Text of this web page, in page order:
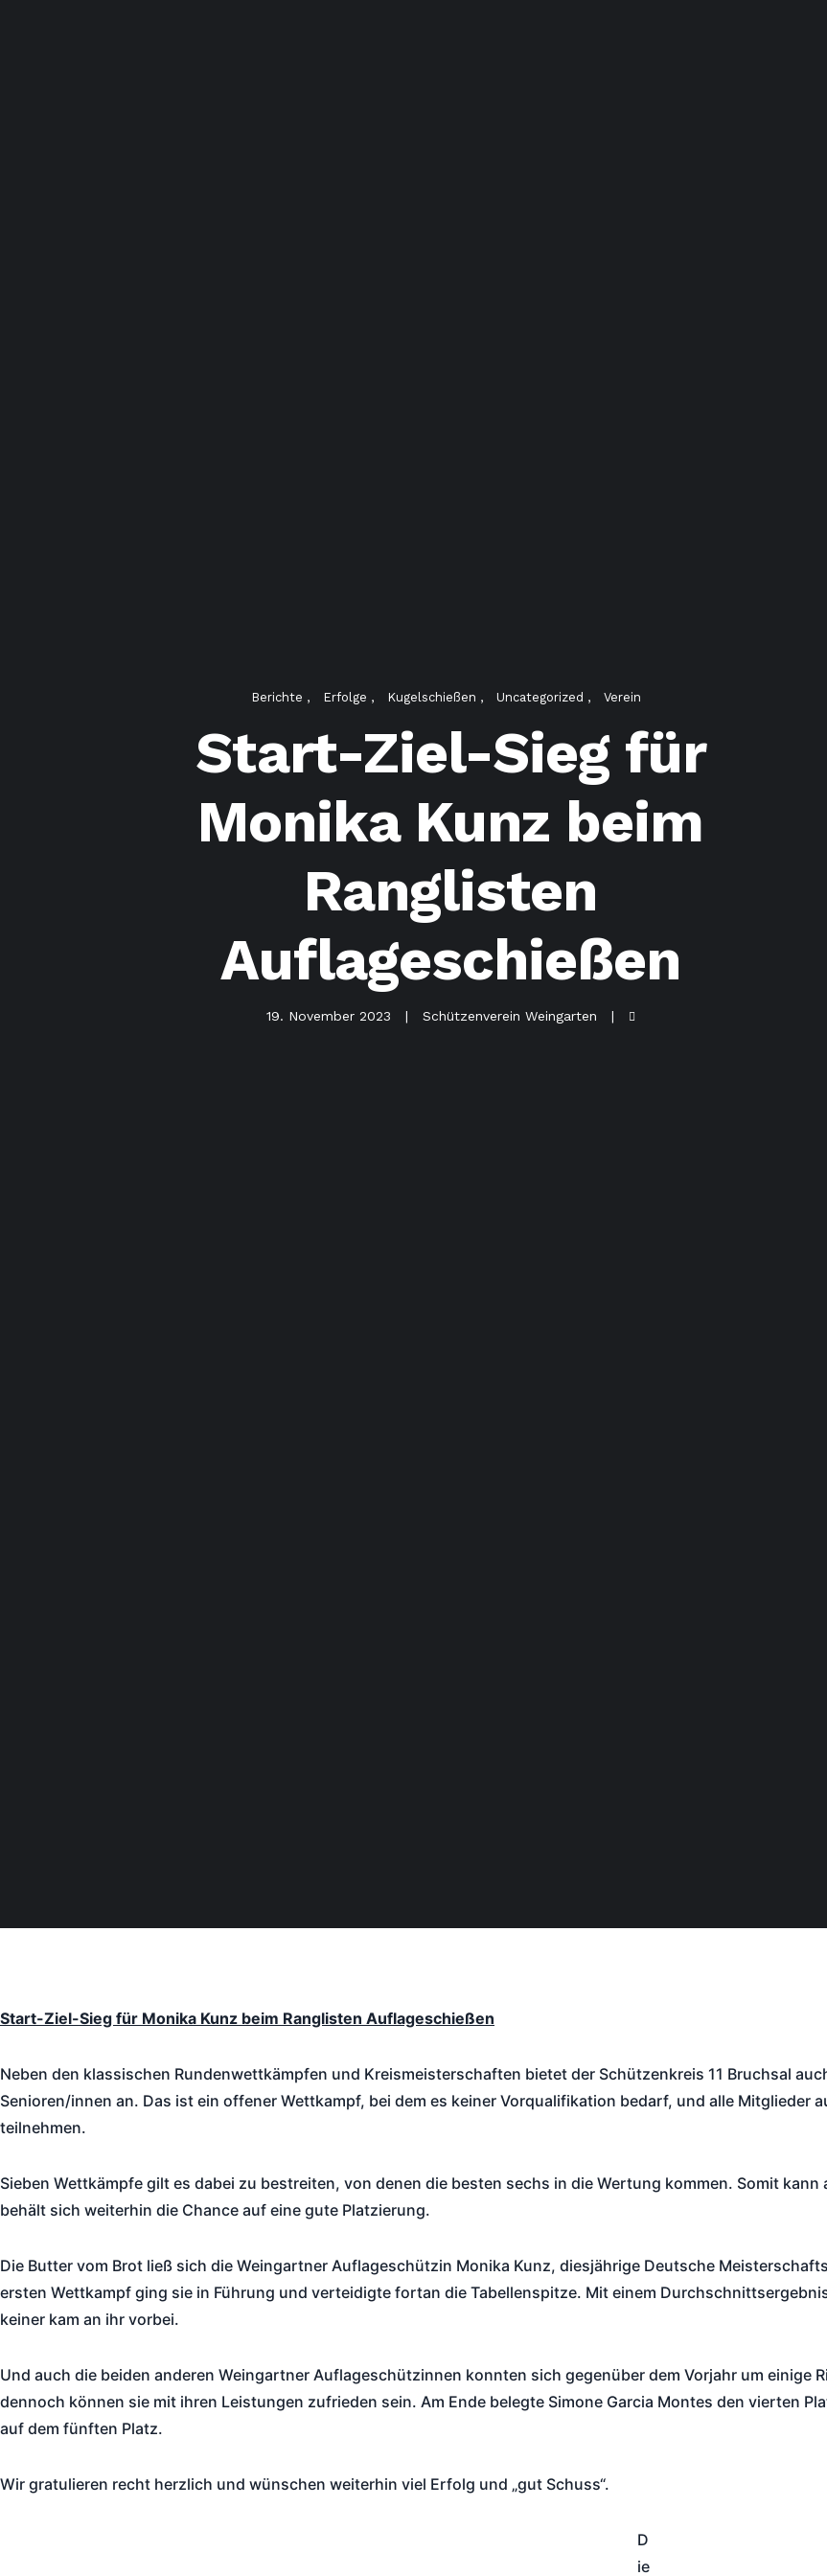
Berichte Erfolge Kugelschießen Uncategorized Verein
Start-Ziel-Sieg für
Monika Kunz beim
Ranglisten
Auflageschießen
19. November 2023 Schützenverein Weingarten
Start-Ziel-Sieg für Monika Kunz beim Ranglisten Auflageschießen
Neben den klassischen Rundenwettkämpfen und Kreismeisterschaften bietet der Schützenkreis 11 Bruchsal
Senioren/innen an. Das ist ein offener Wettkampf, bei dem es keiner Vorqualifikation bedarf, und alle Mitglieder
teilnehmen.
Sieben Wettkämpfe gilt es dabei zu bestreiten, von denen die besten sechs in die Wertung kommen. Somit
behält sich weiterhin die Chance auf eine gute Platzierung.
Die Butter vom Brot ließ sich die Weingartner Auflageschützin Monika Kunz, diesjährige Deutsche
ersten Wettkampf ging sie in Führung und verteidigte fortan die Tabellenspitze. Mit einem
keiner kam an ihr vorbei.
Und auch die beiden anderen Weingartner Auflageschützinnen konnten sich gegenüber dem Vorjahr um einige
dennoch können sie mit ihren Leistungen zufrieden sein. Am Ende belegte Simone Garcia Montes den vierten
auf dem fünften Platz.
Wir gratulieren recht herzlich und wünschen weiterhin viel Erfolg und „gut Schuss“.
D
ie